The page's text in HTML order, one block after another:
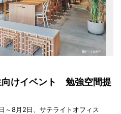
向けイベント 勉強空間提
～8月2日、サテライトオフィス